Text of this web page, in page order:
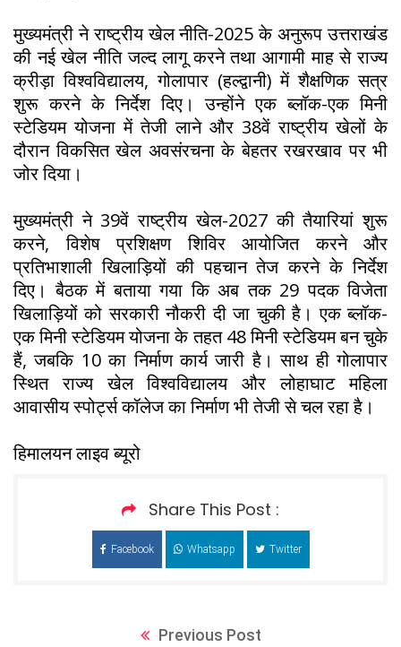
मुख्यमंत्री ने राष्ट्रीय खेल नीति-2025 के अनुरूप उत्तराखंड
की नई खेल नीति जल्द लागू करने तथा आगामी माह से राज्य
क्रीड़ा विश्वविद्यालय, गोलापार (हल्द्वानी) में शैक्षणिक सत्र
शुरू करने के निर्देश दिए। उन्होंने एक ब्लॉक-एक मिनी
स्टेडियम योजना में तेजी लाने और 38वें राष्ट्रीय खेलों के
दौरान विकसित खेल अवसंरचना के बेहतर रखरखाव पर भी
जोर दिया।
मुख्यमंत्री ने 39वें राष्ट्रीय खेल-2027 की तैयारियां शुरू
करने, विशेष प्रशिक्षण शिविर आयोजित करने और
प्रतिभाशाली खिलाड़ियों की पहचान तेज करने के निर्देश
दिए। बैठक में बताया गया कि अब तक 29 पदक विजेता
खिलाड़ियों को सरकारी नौकरी दी जा चुकी है। एक ब्लॉक-
एक मिनी स्टेडियम योजना के तहत 48 मिनी स्टेडियम बन चुके
हैं, जबकि 10 का निर्माण कार्य जारी है। साथ ही गोलापार
स्थित राज्य खेल विश्वविद्यालय और लोहाघाट महिला
आवासीय स्पोर्ट्स कॉलेज का निर्माण भी तेजी से चल रहा है।
हिमालयन लाइव ब्यूरो
Share This Post :
Facebook Whatsapp Twitter
Previous Post